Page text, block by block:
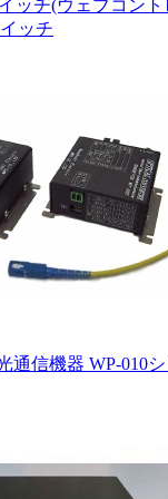
ッチ(ウェブコン
ッチ
通信機器 WP-010